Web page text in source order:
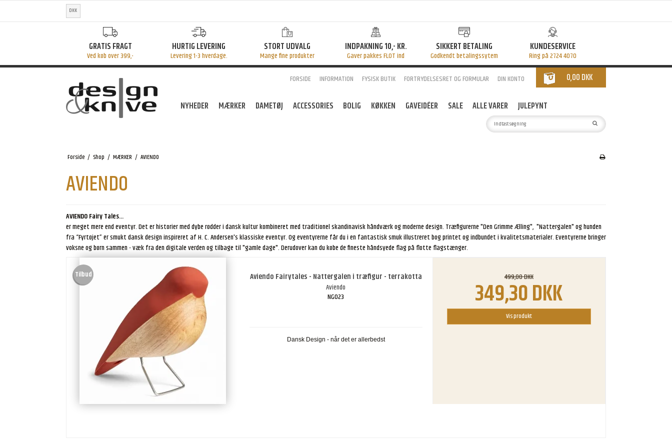
DKK
GRATIS FRAGT
Ved køb over 399,-
HURTIG LEVERING
Levering 1-3 hverdage.
STORT UDVALG
Mange fine produkter
INDPAKNING 10,- KR.
Gaver pakkes FLOT ind
SIKKERT BETALING
Godkendt betalingssytem
KUNDESERVICE
Ring på 2724 4070
FORSIDE INFORMATION FYSISK BUTIK FORTRYDELSESRET OG FORMULAR DIN KONTO 0,00 DKK
NYHEDER MÆRKER DAMETØJ ACCESSORIES BOLIG KØKKEN GAVEIDÉER SALE ALLE VARER JULEPYNT
Forside / Shop / MÆRKER / AVIENDO
AVIENDO
AVIENDO Fairy Tales...
er meget mere end eventyr. Det er historier med dybe rødder i dansk kultur kombineret med traditionel skandinavisk håndværk og moderne design. Træfigurerne "Den Grimme Ælling", "Nattergalen" og hunden
fra “Fyrtøjet” er smukt dansk design inspireret af H. C. Andersen's klassiske eventyr. Og eventyrerne får du i en fantastisk smuk illustreret bog printet og indbundet i kvalitetsmaterialer. Eventyrerne bringer
voksne og børn sammen - væk fra den digitale verden og tilbage til "gamle dage". Derudover kan du købe de fineste håndsyede flag på flotte flagstænger.
Tilbud Aviendo Fairytales - Nattergalen i træfigur - terrakotta
Aviendo
NG023
Dansk Design - når det er allerbedst
499,00 DKK
349,30 DKK
Vis produkt